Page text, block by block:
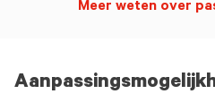
Meer weten over